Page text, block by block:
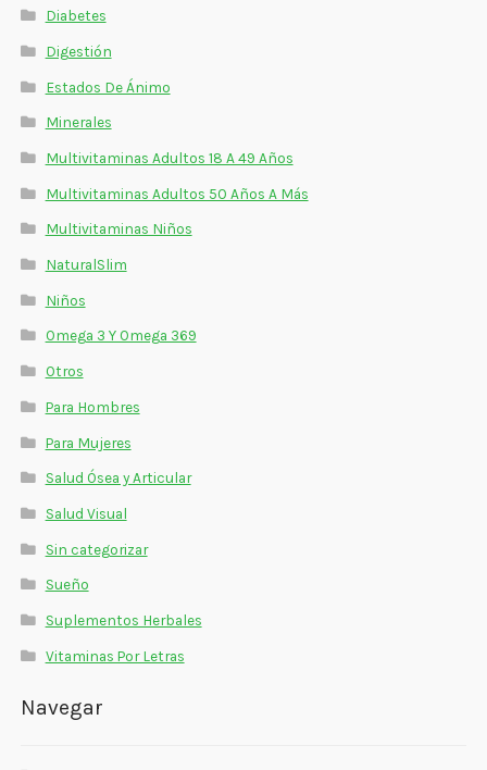
Salud Visual
Multivitaminas Adultos 50 Años A Más
Diabetes
Digestión
Estados De Ánimo
Minerales
Multivitaminas Adultos 18 A 49 Años
Multivitaminas Adultos 50 Años A Más
Multivitaminas Niños
NaturalSlim
Niños
Omega 3 Y Omega 369
Otros
Para Hombres
Para Mujeres
Salud Ósea y Articular
Salud Visual
Sin categorizar
Sueño
Suplementos Herbales
Vitaminas Por Letras
Navegar